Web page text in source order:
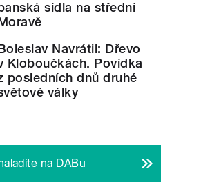
sídla na střední
Navrátil: Dřevo
Kloboučkách. Povídka
posledních dnů druhé
války
na DABu